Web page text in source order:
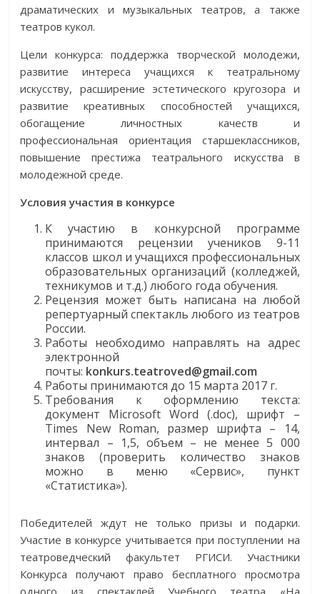
драматических и музыкальных театров, а также
театров кукол.
Цели конкурса: поддержка творческой молодежи,
развитие интереса учащихся к театральному
искусству, расширение эстетического кругозора и
развитие креативных способностей учащихся,
обогащение личностных качеств и
профессиональная ориентация старшеклассников,
повышение престижа театрального искусства в
молодежной среде.
Условия участия в конкурсе
К участию в конкурсной программе
принимаются рецензии учеников 9-11
классов школ и учащихся профессиональных
образовательных организаций (колледжей,
техникумов и т.д.) любого года обучения.
Рецензия может быть написана на любой
репертуарный спектакль любого из театров
России.
Работы необходимо направлять на адрес
электронной
почты: konkurs.teatroved@gmail.com
Работы принимаются до 15 марта 2017 г.
Требования к оформлению текста:
документ Microsoft Word (.doc), шрифт –
Times New Roman, размер шрифта – 14,
интервал – 1,5, объем – не менее 5 000
знаков (проверить количество знаков
можно в меню «Сервис», пункт
«Статистика»).
Победителей ждут не только призы и подарки.
Участие в конкурсе учитывается при поступлении на
театроведческий факультет РГИСИ. Участники
Конкурса получают право бесплатного просмотра
одного из спектаклей Учебного театра «На